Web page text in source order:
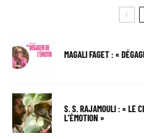
MAGALI FAGET : «
S. S. RAJAMOULI : « LE
L’ÉMOTION »